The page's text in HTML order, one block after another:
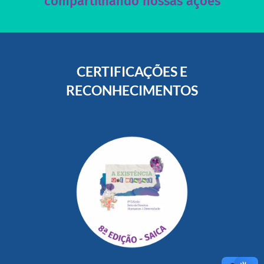
CERTIFICAÇÕES E
RECONHECIMENTOS